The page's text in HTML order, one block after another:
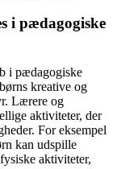
i pædagogiske
i pædagogiske
kreative og
Lærere og
aktiviteter, der
For eksempel
kan udspille
aktiviteter,